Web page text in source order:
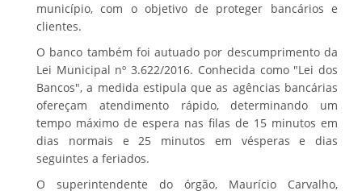
município, com o objetivo de proteger bancários e
clientes.
​O banco também foi autuado por descumprimento da
Lei Municipal nº 3.622/2016. Conhecida como "Lei dos
Bancos", a medida estipula que as agências bancárias
ofereçam atendimento rápido, determinando um
tempo máximo de espera nas filas de 15 minutos em
dias normais e 25 minutos em vésperas e dias
seguintes a feriados.
​O superintendente do órgão, Maurício Carvalho,